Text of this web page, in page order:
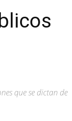
que se dictan de